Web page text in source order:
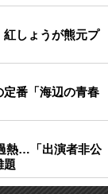
しょうが熊元プ
番「海辺の青春
熱…「出演者非公
題